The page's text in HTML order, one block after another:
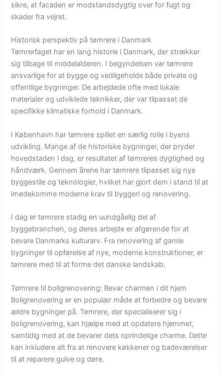
sikre, at facaden er modstandsdygtig over for fugt og
skader fra vejret.
Historisk perspektiv på tømrere i Danmark
Tømrerfaget har en lang historie i Danmark, der strækker
sig tilbage til middelalderen. I begyndelsen var tømrere
ansvarlige for at bygge og vedligeholde både private og
offentlige bygninger. De arbejdede ofte med lokale
materialer og udviklede teknikker, der var tilpasset de
specifikke klimatiske forhold i Danmark.
I København har tømrere spillet en særlig rolle i byens
udvikling. Mange af de historiske bygninger, der pryder
hovedstaden i dag, er resultatet af tømreres dygtighed og
håndværk. Gennem årene har tømrere tilpasset sig nye
byggestile og teknologier, hvilket har gjort dem i stand til at
imødekomme moderne krav til byggeri og renovering.
I dag er tømrere stadig en uundgåelig del af
byggebranchen, og deres arbejde er afgørende for at
bevare Danmarks kulturarv. Fra renovering af gamle
bygninger til opførelse af nye, moderne konstruktioner, er
tømrere med til at forme det danske landskab.
Tømrere til boligrenovering: Bevar charmen i dit hjem
Boligrenovering er en populær måde at forbedre og bevare
ældre bygninger på. Tømrere, der specialiserer sig i
boligrenovering, kan hjælpe med at opdatere hjemmet,
samtidig med at de bevarer dets oprindelige charme. Dette
kan inkludere alt fra at renovere køkkener og badeværelser
til at reparere gulve og døre.